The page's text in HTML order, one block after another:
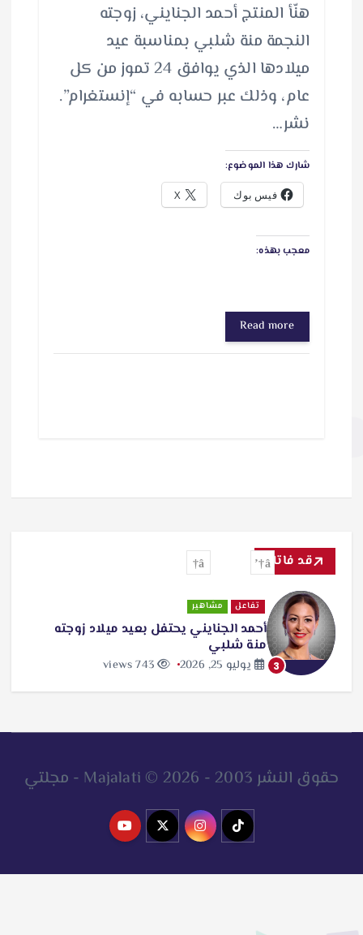
هنّأ المنتج أحمد الجنايني، زوجته
النجمة منة شلبي بمناسبة عيد
ميلادها الذي يوافق 24 تموز من كل
عام، وذلك عبر حسابه في “إنستغرام”.
نشر…
شارك هذا الموضوع:
فيس بوك X
معجب بهذه:
Read more
قد فاتك
3
تفاعل مشاهير
أحمد الجنايني يحتفل بعيد ميلاد زوجته
منة شلبي
يوليو 25, 2026 743 views
حقوق النشر 2003 - 2026 © Majalati - مجلتي